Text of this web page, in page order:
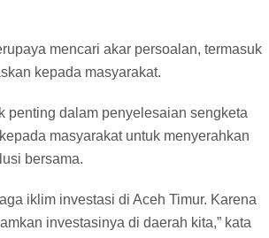
mencari akar persoalan, termasuk
kepada masyarakat.
penting dalam penyelesaian sengketa
masyarakat untuk menyerahkan
bersama.
iklim investasi di Aceh Timur. Karena
investasinya di daerah kita,” kata